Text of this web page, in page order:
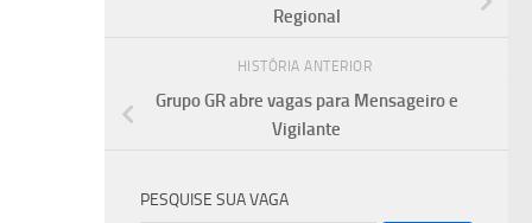
Regional
HISTÓRIA ANTERIOR
Grupo GR abre vagas para Mensageiro e
Vigilante
PESQUISE SUA VAGA